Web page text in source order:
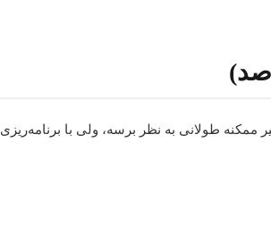
صد)
ممکنه طولانی به نظر برسه، ولی با برنامه‌ریزی